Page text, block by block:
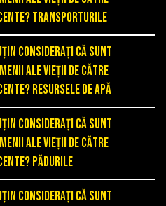
Transporturile
considerați că sunt
ale vieții de către
Resursele de apă
considerați că sunt
ale vieții de către
Pădurile
considerați că sunt